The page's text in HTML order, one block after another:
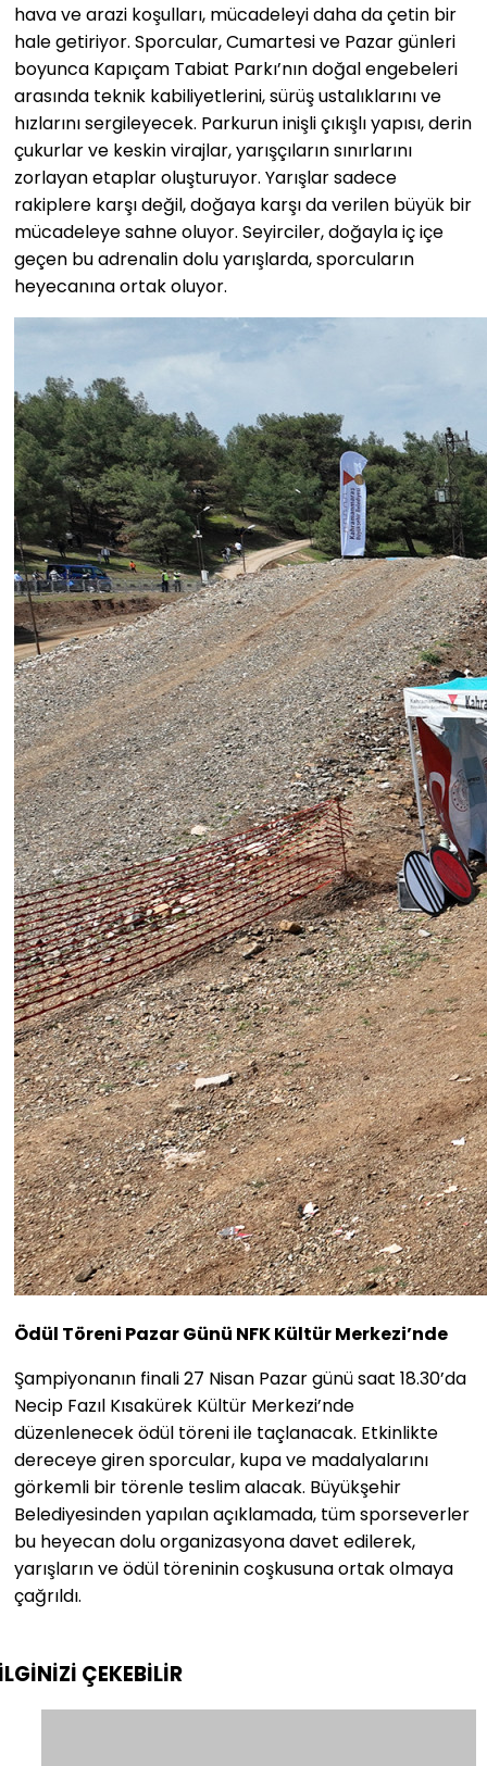
hava ve arazi koşulları, mücadeleyi daha da çetin bir
hale getiriyor. Sporcular, Cumartesi ve Pazar günleri
boyunca Kapıçam Tabiat Parkı’nın doğal engebeleri
arasında teknik kabiliyetlerini, sürüş ustalıklarını ve
hızlarını sergileyecek. Parkurun inişli çıkışlı yapısı, derin
çukurlar ve keskin virajlar, yarışçıların sınırlarını
zorlayan etaplar oluşturuyor. Yarışlar sadece
rakiplere karşı değil, doğaya karşı da verilen büyük bir
mücadeleye sahne oluyor. Seyirciler, doğayla iç içe
geçen bu adrenalin dolu yarışlarda, sporcuların
heyecanına ortak oluyor.
Ödül Töreni Pazar Günü NFK Kültür Merkezi’nde
Şampiyonanın finali 27 Nisan Pazar günü saat 18.30’da
Necip Fazıl Kısakürek Kültür Merkezi’nde
düzenlenecek ödül töreni ile taçlanacak. Etkinlikte
dereceye giren sporcular, kupa ve madalyalarını
görkemli bir törenle teslim alacak. Büyükşehir
Belediyesinden yapılan açıklamada, tüm sporseverler
bu heyecan dolu organizasyona davet edilerek,
yarışların ve ödül töreninin coşkusuna ortak olmaya
çağrıldı.
ÇEKEBİLİR